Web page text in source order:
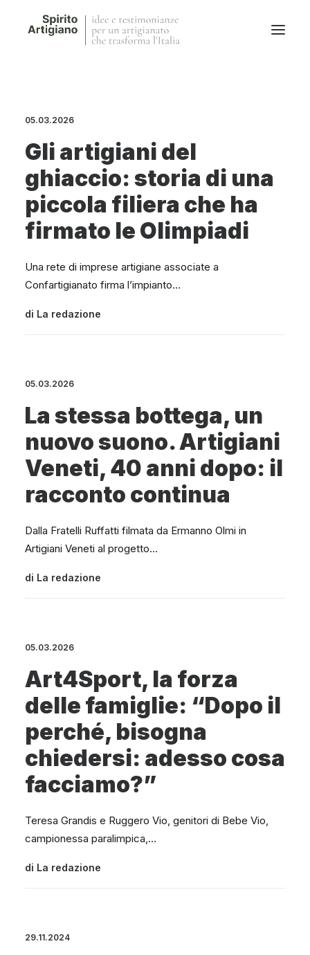
Magazine
Stories
Collaborano con noi
05.03.2026
Gli artigiani del
ghiaccio: storia di una
piccola filiera che ha
firmato le Olimpiadi
Una rete di imprese artigiane associate a
Confartigianato firma l’impianto…
di La redazione
05.03.2026
La stessa bottega, un
nuovo suono. Artigiani
Veneti, 40 anni dopo: il
racconto continua
Dalla Fratelli Ruffatti filmata da Ermanno Olmi in
Artigiani Veneti al progetto…
di La redazione
05.03.2026
Art4Sport, la forza
delle famiglie: “Dopo il
perché, bisogna
chiedersi: adesso cosa
facciamo?”
Teresa Grandis e Ruggero Vio, genitori di Bebe Vio,
campionessa paralimpica,…
di La redazione
29.11.2024